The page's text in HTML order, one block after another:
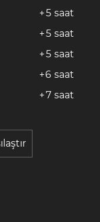
+5 saat
+5 saat
+5 saat
+6 saat
+7 saat